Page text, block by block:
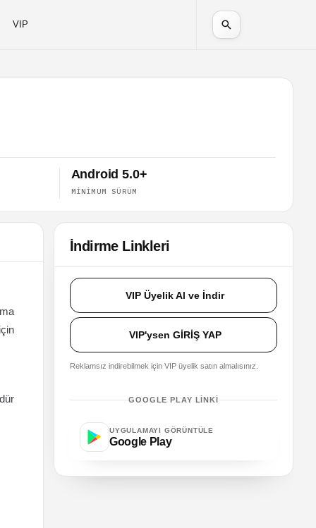
VIP
Android 5.0+
MINIMUM SÜRÜM
İndirme Linkleri
VIP Üyelik Al ve İndir
VIP'ysen GİRİŞ YAP
Reklamsız indirebilmek için VIP üyelik satın almalısınız.
GOOGLE PLAY LINKI
UYGULAMAYI GÖRÜNTÜLE
Google Play